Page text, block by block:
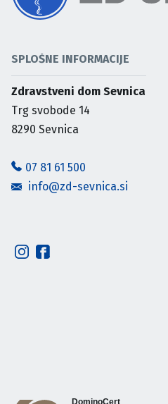
SPLOŠNE INFORMACIJE
Zdravstveni dom Sevnica
Trg svobode 14
8290 Sevnica
07 81 61 500
info@zd-sevnica.si
DominoCert